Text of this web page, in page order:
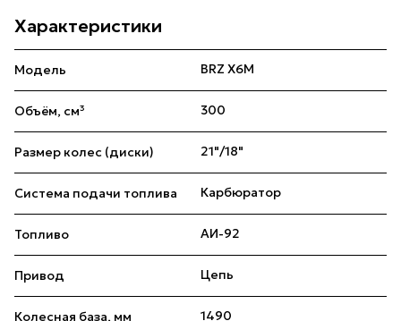
Характеристики
Модель BRZ X6M
Объём, см³ 300
Размер колес (диски) 21"/18"
Система подачи топлива Карбюратор
Топливо АИ-92
Привод Цепь
Колесная база, мм 1490